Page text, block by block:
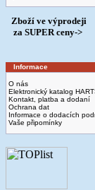
Zboží ve výprodeji
­ za SUPER ceny->
Informace
O nás
Elektronický katalog
Kontakt, platba a dodaní
Ochrana dat
Informace o dodacích
Vaše připomínky